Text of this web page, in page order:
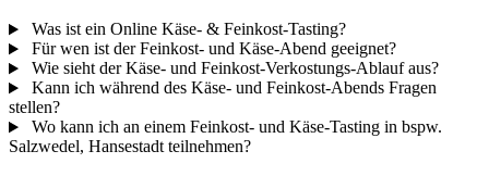
Was ist ein Online Käse- & Feinkost-Tasting?
Für wen ist der Feinkost- und Käse-Abend geeignet?
Wie sieht der Käse- und Feinkost-Verkostungs-Ablauf aus?
Kann ich während des Käse- und Feinkost-Abends Fragen
stellen?
Wo kann ich an einem Feinkost- und Käse-Tasting in bspw.
Salzwedel, Hansestadt teilnehmen?